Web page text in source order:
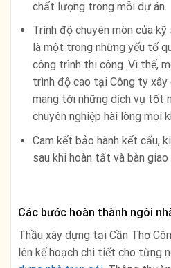
chất lượng trong mỗi dự án.
Trình độ chuyên môn của
là một trong những yếu tố
công trình thi công. Vì thế,
trình độ cao tại Công ty xây
mang tới những dịch vụ tốt
chuyên nghiệp hài lòng mọi
Cam kết bảo hành kết cấu,
sau khi hoàn tất và bàn
Các bước hoàn thành ngôi
Thầu xây dựng tại Cần Thơ
lên kế hoạch chi tiết cho từng